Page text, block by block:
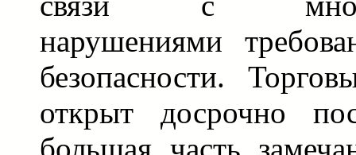
нарушениями
безопасности.
открыт досрочно